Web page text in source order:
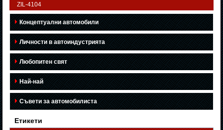
ZIL-4104
Концептуални автомобили
Личности в автоиндустрията
Любопитен свят
Най-най
Съвети за автомобилиста
Етикети